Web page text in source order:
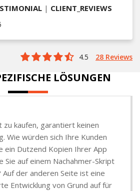
| CLIENT_REVIEWS
4.5 28 Reviews
LÖSUNGEN
zu kaufen, garantiert keinen
Wie würden sich Ihre Kunden
ein Dutzend Kopien Ihrer App
Sie auf einem Nachahmer-Skript
der anderen Seite ist eine
Entwicklung von Grund auf für